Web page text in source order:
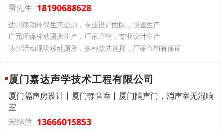
雷先生 18190688628
达州移动环保生态公厕，专业设计团队，快速生产
广元环保移动厕所生产，厂家直销，专业设计生产
达州活动现场移动厕所，多种款式选择，厂家直销有保证
厦门嘉达声学技术工程有限公司
厦门隔声房设计丨厦门静音室丨厦门隔声门，消声室无混响
室
宋继萍 13666015853